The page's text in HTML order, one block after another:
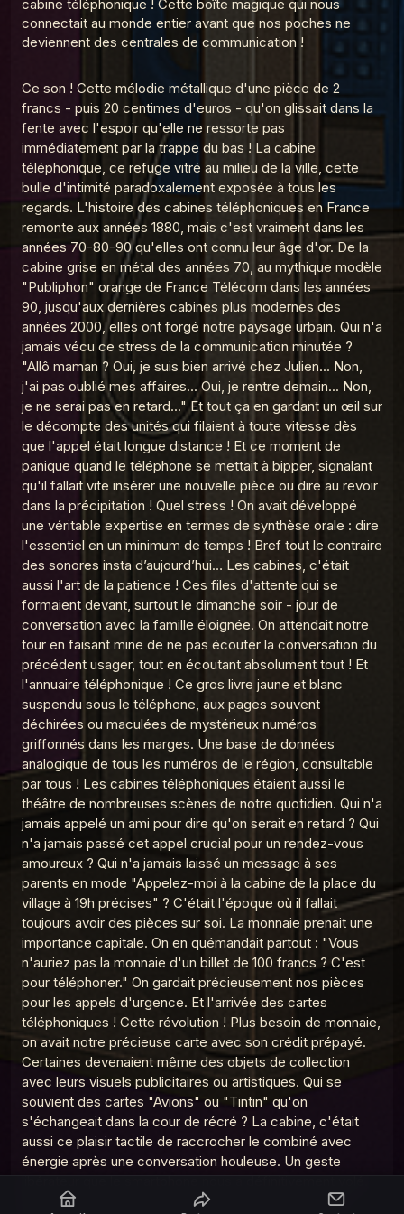
La Madeleine du Graal MDG 5 Le Discman
La Madeleine du Graal MDG 4 Le Minitel
La Madeleine du Graal
MDG 3 Le Club
Dorothée
La Madeleine du Graal MDG 2 Le Walkman
4
MDG 22 Les textos
La Madeleine du Graal
5
MDG 21 Les catalogues
La Madeleine du Graal
MDG 20 Télécommande universelle
La Madeleine du Graal
7
MDG 19 Cartes à collectionner
La Madeleine du Graal
8
MDG 18 Le stylo 4 couleurs
La Madeleine du Graal
9
MDG 17 VHS
La Madeleine du Graal
10
MDG 16 Talkie Walkie
La Madeleine du Graal
MDG 15 Téléréalité
La Madeleine du Graal
12
MDG 14 Le téléphone fixe
La Madeleine du Graal
13
MDG 13 Chair de poule
La Madeleine du Graal
14
MDG 9 Les rollers
La Madeleine du Graal
15
MDG 8 La Gameboy
La Madeleine du Graal
MDG 7 Le téléachat
La Madeleine du Graal
17
MDG 6 Les Pokemons
La Madeleine du Graal
18
MDG 5 Le Discman
La Madeleine du Graal
19
MDG 4 Le Minitel
La Madeleine du Graal
20
MDG 3 Le Club Dorothée
La Madeleine du Graal
21
MDG 2 Le Walkman
La Madeleine du Graal
cabine téléphonique ! Cette boîte magique qui nous
connectait au monde entier avant que nos poches ne
deviennent des centrales de communication !
Ce son ! Cette mélodie métallique d'une pièce de 2
francs - puis 20 centimes d'euros - qu'on glissait dans la
fente avec l'espoir qu'elle ne ressorte pas
immédiatement par la trappe du bas ! La cabine
téléphonique, ce refuge vitré au milieu de la ville, cette
bulle d'intimité paradoxalement exposée à tous les
regards. L'histoire des cabines téléphoniques en France
remonte aux années 1880, mais c'est vraiment dans les
années 70-80-90 qu'elles ont connu leur âge d'or. De la
cabine grise en métal des années 70, au mythique modèle
"Publiphon" orange de France Télécom dans les années
90, jusqu'aux dernières cabines plus modernes des
années 2000, elles ont forgé notre paysage urbain. Qui n'a
jamais vécu ce stress de la communication minutée ?
"Allô maman ? Oui, je suis bien arrivé chez Julien... Non,
j'ai pas oublié mes affaires... Oui, je rentre demain... Non,
je ne serai pas en retard..." Et tout ça en gardant un œil sur
le décompte des unités qui filaient à toute vitesse dès
que l'appel était longue distance ! Et ce moment de
panique quand le téléphone se mettait à bipper, signalant
qu'il fallait vite insérer une nouvelle pièce ou dire au revoir
dans la précipitation ! Quel stress ! On avait développé
une véritable expertise en termes de synthèse orale : dire
l'essentiel en un minimum de temps ! Bref tout le contraire
des sonores insta d’aujourd’hui… Les cabines, c'était
aussi l'art de la patience ! Ces files d'attente qui se
formaient devant, surtout le dimanche soir - jour de
conversation avec la famille éloignée. On attendait notre
tour en faisant mine de ne pas écouter la conversation du
précédent usager, tout en écoutant absolument tout ! Et
l'annuaire téléphonique ! Ce gros livre jaune et blanc
suspendu sous le téléphone, aux pages souvent
déchirées ou maculées de mystérieux numéros
griffonnés dans les marges. Une base de données
analogique de tous les numéros de le région, consultable
par tous ! Les cabines téléphoniques étaient aussi le
théâtre de nombreuses scènes de notre quotidien. Qui n'a
jamais appelé un ami pour dire qu'on serait en retard ? Qui
n'a jamais passé cet appel crucial pour un rendez-vous
amoureux ? Qui n'a jamais laissé un message à ses
parents en mode "Appelez-moi à la cabine de la place du
village à 19h précises" ? C'était l'époque où il fallait
toujours avoir des pièces sur soi. La monnaie prenait une
importance capitale. On en quémandait partout : "Vous
n'auriez pas la monnaie d'un billet de 100 francs ? C'est
pour téléphoner." On gardait précieusement nos pièces
pour les appels d'urgence. Et l'arrivée des cartes
téléphoniques ! Cette révolution ! Plus besoin de monnaie,
on avait notre précieuse carte avec son crédit prépayé.
Certaines devenaient même des objets de collection
avec leurs visuels publicitaires ou artistiques. Qui se
souvient des cartes "Avions" ou "Tintin" qu'on
s'échangeait dans la cour de récré ? La cabine, c'était
aussi ce plaisir tactile de raccrocher le combiné avec
énergie après une conversation houleuse. Un geste
Aujourd'hui, on ne peut plus que "raccrocher au nez"